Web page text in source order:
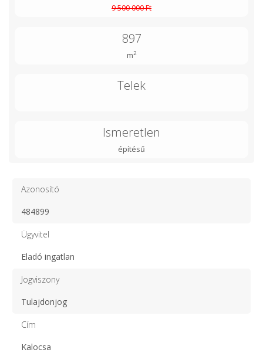
9 500 000 Ft
897
m2
Telek
Ismeretlen
építésű
Azonosító
484899
Ügyvitel
Eladó ingatlan
Jogviszony
Tulajdonjog
Cím
Kalocsa